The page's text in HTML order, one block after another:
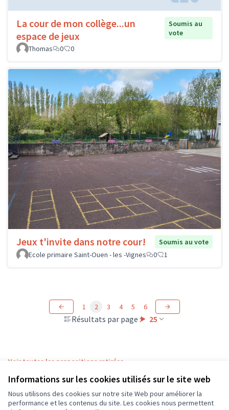
Informations sur les cookies utilisés sur le site web
Nous utilisons des cookies sur notre site Web pour améliorer la
performance et les contenus du site. Les cookies nous permettent
La cour de mon collège...un
espace de jeux
Soumis au
vote
Thomas
0 0
Jeux t'invite dans notre cour!
Soumis au vote
Ecole primaire Saint-Ouen - les -Vignes
0 1
Résultats par page : 25
1 2 3 4 5 6
Voir toutes les propositions retirées
Conditions d'utilisation
Paramètres des cookies